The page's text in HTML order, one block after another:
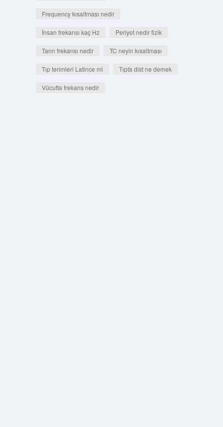
Frequency kısaltması nedir
İnsan frekansı kaç Hz Periyot nedir fizik
Tanrı frekansı nedir TC neyin kısaltması
Tıp terimleri Latince mi Tıpta dist ne demek
Vücutta frekans nedir